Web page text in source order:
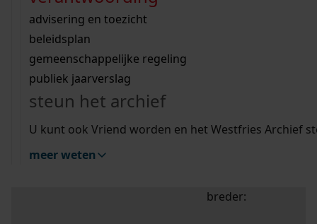
bouwvergunningen
omgevingsvergunningen
vergunningen
beeld en geluid
uitleg nodig?
Wij helpen u op weg met een aantal zoektips.
bekijk alle zoektips
Wij helpen u op weg met een aantal zoektips.
bekijk alle zoektips
bekijk ons geschiedenislokaal
advisering en toezicht
beleidsplan
gemeenschappelijke regeling
publiek jaarverslag
steun het archief
U kunt ook Vriend worden en het Westfries Archief
meer weten
zoektips
Mijn Studiezaal (inloggen)
uw zoekopdracht te
breder: